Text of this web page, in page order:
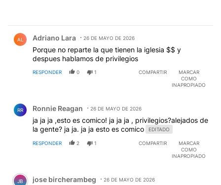
AL Adriano Lara 26 DE MAYO DE 2026
Porque no reparte la que tienen la iglesia $$ y
despues hablamos de privilegios
RESPONDER 0 1 COMPARTIR
MARCAR
COMO
INAPROPIADO
RR Ronnie Reagan 26 DE MAYO DE 2026
ja ja ja ,esto es comico! ja ja ja , privilegios?alejados de
la gente? ja ja. ja ja esto es comico
EDITADO
RESPONDER 2 1 COMPARTIR
MARCAR
COMO
INAPROPIADO
Comentario de jose bircherambeg.
JB jose bircherambeg 26 DE MAYO DE 2026